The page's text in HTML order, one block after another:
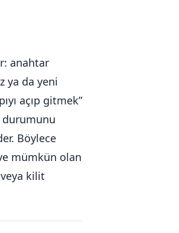
anahtar
ya da yeni
açıp gitmek”
durumunu
Böylece
mümkün olan
kilit